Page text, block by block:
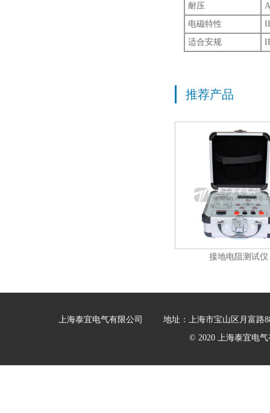
耐压
电磁特性
适合安规
推荐产品
接地电阻测试仪
上海泰宜电气有限公司
地址：上海市宝山区月富路
© 2020 上海泰宜电